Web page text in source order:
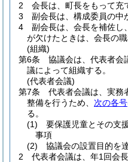
2
会長は、町長をもって充
3
副会長は、構成委員の中
4
副会長は、会長を補佐し
が欠けたときは、会長の職
(組織)
第6条
協議会は、代表者会
議によって組織する。
(代表者会議)
第7条
代表者会議は、実務
整備を行うため、 次の各号
る。
(1)
要保護児童とその支
事項
(2)
協議会の設置目的を
2
代表者会議は、年1回会